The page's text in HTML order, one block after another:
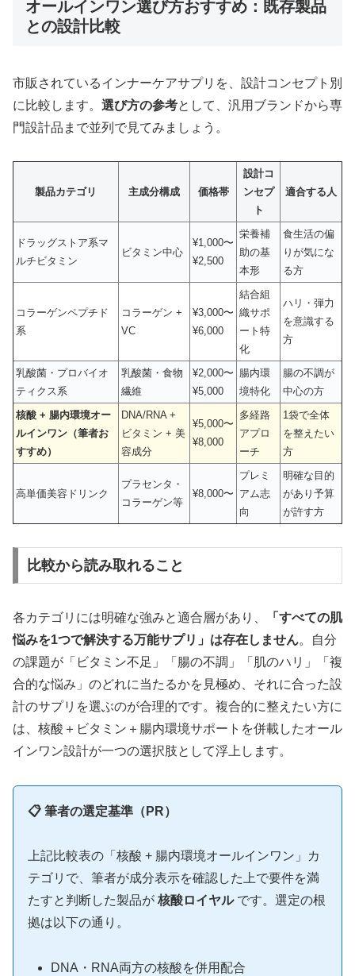
オールインワン選び方おすすめ：既存製品
との設計比較
市販されているインナーケアサプリを、設計コンセプト別
に比較します。 選び方の参考として、汎用ブランドから専
門設計品まで並列で見てみましょう。
製品カテゴリ 主成分構成 価格帯
設計コ
ンセプ
ト
適合する人
ドラッグストア系マ
ルチビタミン
ビタミン中心
¥1,000〜
¥2,500
栄養補
助の基
本形
食生活の偏
りが気にな
る方
コラーゲンペプチド
系
コラーゲン +
VC
¥3,000〜
¥6,000
結合組
織サポ
ート特
化
ハリ・弾力
を意識する
方
乳酸菌・プロバイオ
ティクス系
乳酸菌・食物
繊維
¥2,000〜
¥5,000
腸内環
境特化
腸の不調が
中心の方
核酸 + 腸内環境オー
ルインワン（筆者お
すすめ）
DNA/RNA +
ビタミン + 美
容成分
¥5,000〜
¥8,000
多経路
アプロ
ーチ
1袋で全体
を整えたい
方
高単価美容ドリンク
プラセンタ・
コラーゲン等
¥8,000〜
プレミ
アム志
向
明確な目的
があり予算
が許す方
比較から読み取れること
各カテゴリには明確な強みと適合層があり、
「すべての肌
悩みを1つで解決する万能サプリ」は存在しません。自分
の課題が「ビタミン不足」「腸の不調」「肌のハリ」「複
合的な悩み」のどれに当たるかを見極め、それに合った設
計のサプリを選ぶのが合理的です。複合的に整えたい方に
は、核酸＋ビタミン＋腸内環境サポートを併載したオール
インワン設計が一つの選択肢として浮上します。
📋 筆者の選定基準（PR）
上記比較表の「核酸 + 腸内環境オールインワン」カ
テゴリで、筆者が成分表示を確認した上で要件を満
たすと判断した製品が 核酸ロイヤルです。選定の根
拠は以下の通り。
DNA・RNA両方の核酸を併用配合